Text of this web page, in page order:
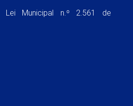
Lei Municipal n.º 2.561 de